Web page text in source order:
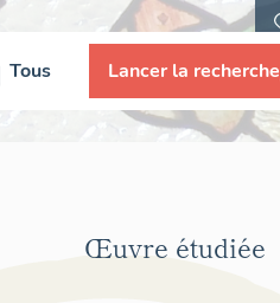
Tous Lancer la recherche
Œuvre étudiée